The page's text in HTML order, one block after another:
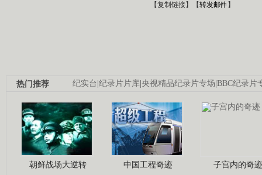
【复制链接】【转发邮件】
纪实台|纪录片片库|央视精品纪录片专场|BBC纪录片
热门推荐
朝鲜战场大逆转 中国工程奇迹 子宫内的奇迹